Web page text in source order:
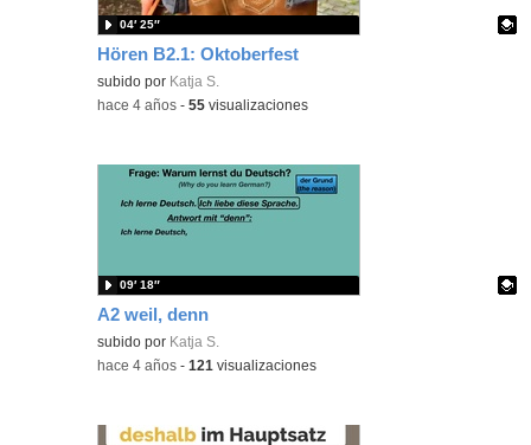
Hören B2.1: Oktoberfest
Contenido educativo.
subido por Katja S.
04′ 25″
-hace 4 años -55 visualizaciones
A2 weil, denn
Contenido educativo.
subido por Katja S.
09′ 18″
-hace 4 años -121 visualizaciones